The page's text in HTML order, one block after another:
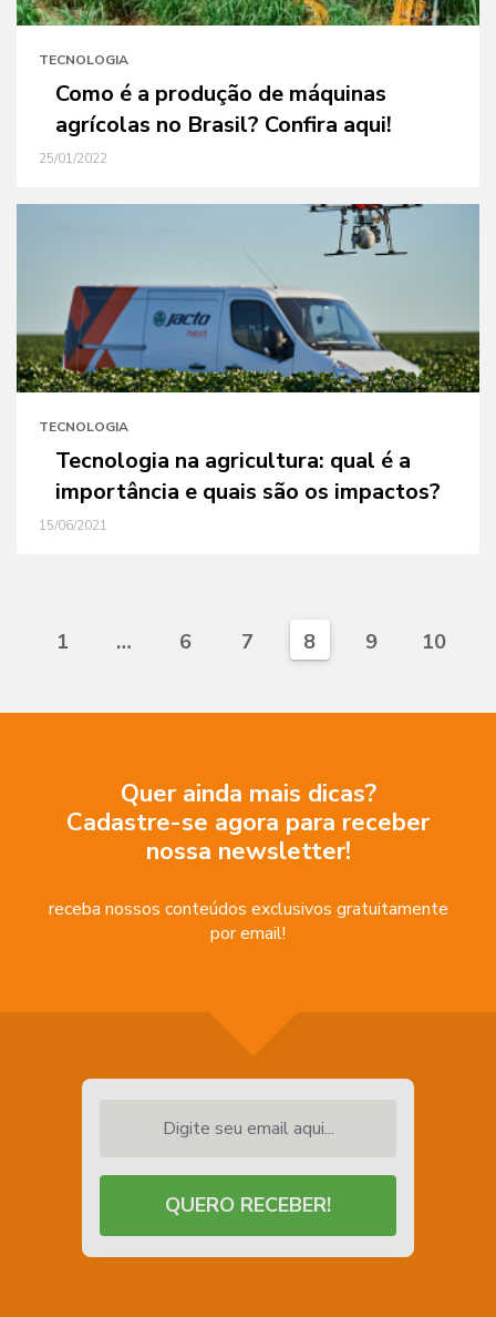
TECNOLOGIA
Como é a produção de máquinas
agrícolas no Brasil? Confira aqui!
25/01/2022
TECNOLOGIA
Tecnologia na agricultura: qual é a
importância e quais são os impactos?
15/06/2021
1 … 6 7 8 9 10
Quer ainda mais dicas?
Cadastre-se agora para receber
nossa newsletter!
receba nossos conteúdos exclusivos gratuitamente
por email!
QUERO RECEBER!